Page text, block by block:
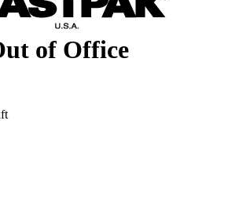
of Office